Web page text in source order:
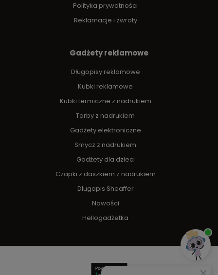
Polityka prywatności
Reklamacje i zwroty
Gadżety reklamowe
Długopisy reklamowe
Kubki reklamowe
Kubki termiczne z nadrukiem
Torby z nadrukiem
Gadżety elektroniczne
Smycz z nadrukiem
Gadżety dla dzieci
Czapki z daszkiem z nadrukiem
Długopis Sheaffer
Nowości
Hellogadżetka